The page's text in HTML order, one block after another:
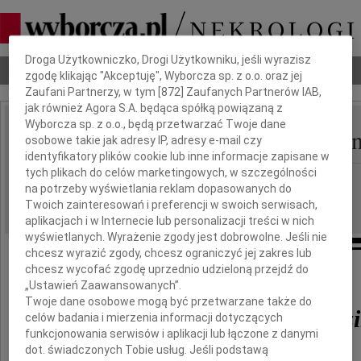
Nekrologi Odeszli Poradnik pogrzebowy
IMIĘ I NAZWISKO: Ewa Sułkowska-
REGION: Łódź
DATA EMISJI: 20.07.2013
Z głębokim żalem żegnamy
Ewę Sułkowską-
Dbamy o Twoją prywatność
Droga Użytkowniczko, Drogi Użytkowniku, jeśli wyrazisz
zgodę klikając "Akceptuję", Wyborcza sp. z o.o. oraz jej
Zaufani Partnerzy, w tym [872 ] Zaufanych Partnerów IAB,
jak również Agora S.A. będąca spółką powiązaną z
Wyborcza sp. z o.o., będą przetwarzać Twoje dane
osobowe takie jak adresy IP, adresy e-mail czy
identyfikatory plików cookie lub inne informacje zapisane w
tych plikach do celów marketingowych, w szczególności
na potrzeby wyświetlania reklam dopasowanych do
Twoich zainteresowań i preferencji w swoich serwisach,
aplikacjach i w Internecie lub personalizacji treści w nich
wyświetlanych. Wyrażenie zgody jest dobrowolne. Jeśli nie
chcesz wyrazić zgody, chcesz ograniczyć jej zakres lub
chcesz wycofać zgodę uprzednio udzieloną przejdź do
„Ustawień Zaawansowanych”.
Twoje dane osobowe mogą być przetwarzane także do
celów badania i mierzenia informacji dotyczących
funkcjonowania serwisów i aplikacji lub łączone z danymi
dot. świadczonych Tobie usług. Jeśli podstawą